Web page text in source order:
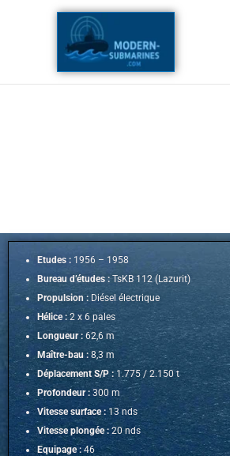
Etudes : 1956 – 1958
Bureau d’études : TsKB 112 (Lazurit)
Propulsion : Diésel électrique
Hélice :2 x 6 pales
Longueur : 62,6 m
Maître-bau : 8,3 m
Déplacement S/P : 1.775 / 2.150 t
Profondeur : 300 m
Vitesse surface :13 nds
Vitesse plongée : 20 nds
Equipage : 46